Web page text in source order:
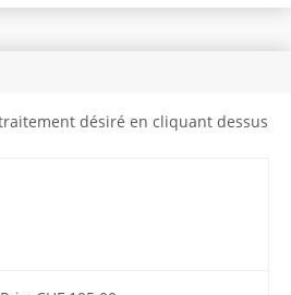
désiré en cliquant dessus